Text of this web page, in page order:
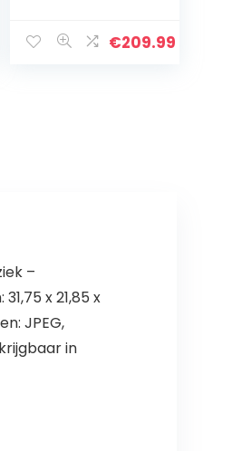
Foto’s direct via
€209.99
–
x 21,85 x
JPEG,
in